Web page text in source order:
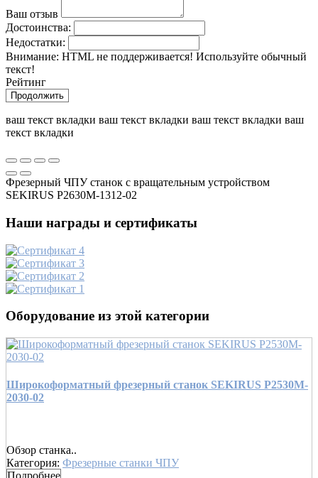
Ваш отзыв
Достоинства:
Недостатки:
Внимание: HTML не поддерживается! Используйте обычный
текст!
Рейтинг
Продолжить
ваш текст вкладки ваш текст вкладки ваш текст вкладки ваш
текст вкладки
Фрезерный ЧПУ станок с вращательным устройством
SEKIRUS P2630M-1312-02
Наши награды и сертификаты
Оборудование из этой категории
Широкоформатный фрезерный станок SEKIRUS P2530M-
2030-02
Обзор станка..
Категория: Фрезерные станки ЧПУ
Подробнее